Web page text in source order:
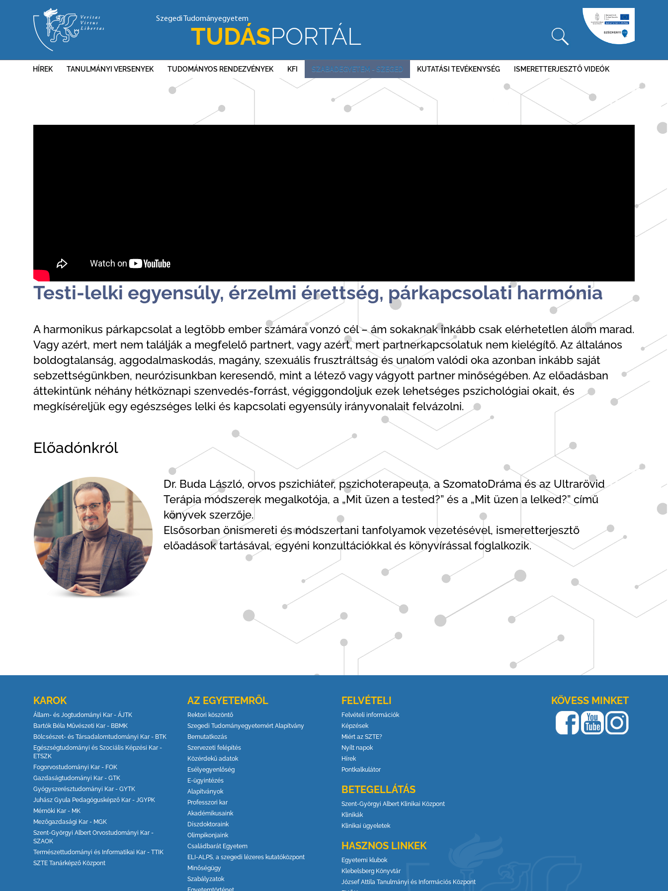
Szegedi Tudományegyetem
TUDÁSPORTÁL
HÍREK TANULMÁNYI VERSENYEK TUDOMÁNYOS RENDEZVÉNYEK KFI SZABADEGYETEM - SZEGED KUTATÁSI TEVÉKENYSÉG ISMERETTERJESZTŐ VIDEÓK
Testi-lelki egyensúly, érzelmi érettség, párkapcsolati harmónia
A harmonikus párkapcsolat a legtöbb ember számára vonzó cél – ám sokaknak inkább csak elérhetetlen álom marad.
Vagy azért, mert nem találják a megfelelő partnert, vagy azért, mert partnerkapcsolatuk nem kielégítő. Az általános
boldogtalanság, aggodalmaskodás, magány, szexuális frusztráltság és unalom valódi oka azonban inkább saját
sebzettségünkben, neurózisunkban keresendő, mint a létező vagy vágyott partner minőségében. Az előadásban
áttekintünk néhány hétköznapi szenvedés-forrást, végiggondoljuk ezek lehetséges pszichológiai okait, és
megkíséreljük egy egészséges lelki és kapcsolati egyensúly irányvonalait felvázolni.
Előadónkról
Dr. Buda László, orvos pszichiáter, pszichoterapeuta, a SzomatoDráma és az Ultrarövid
Terápia módszerek megalkotója, a „Mit üzen a tested?” és a „Mit üzen a lelked?” című
könyvek szerzője.
Elsősorban önismereti és módszertani tanfolyamok vezetésével, ismeretterjesztő
előadások tartásával, egyéni konzultációkkal és könyvírással foglalkozik.
KAROK
Állam- és Jogtudományi Kar - ÁJTK
Bartók Béla Művészeti Kar - BBMK
Bölcsészet- és Társadalomtudományi Kar - BTK
Egészségtudományi és Szociális Képzési Kar -
ETSZK
Fogorvostudományi Kar - FOK
Gazdaságtudományi Kar - GTK
Gyógyszerésztudományi Kar - GYTK
Juhász Gyula Pedagógusképző Kar - JGYPK
Mérnöki Kar - MK
Mezőgazdasági Kar - MGK
Szent-Györgyi Albert Orvostudományi Kar -
SZAOK
Természettudományi és Informatikai Kar - TTIK
SZTE Tanárképző Központ
AZ EGYETEMRŐL
Rektori köszöntő
Szegedi Tudományegyetemért Alapítvány
Bemutatkozás
Szervezeti felépítés
Közérdekű adatok
Esélyegyenlőség
E-ügyintézés
Alapítványok
Professzori kar
Akadémikusaink
Díszdoktoraink
Olimpikonjaink
Családbarát Egyetem
ELI-ALPS, a szegedi lézeres kutatóközpont
Minőségügy
Szabályzatok
FELVÉTELI
Felvételi információk
Képzések
Miért az SZTE?
Nyílt napok
Hírek
Pontkalkulátor
BETEGELLÁTÁS
Szent-Györgyi Albert Klinikai Központ
Klinikák
Klinikai ügyeletek
HASZNOS LINKEK
Egyetemi klubok
Klebelsberg Könyvtár
József Attila Tanulmányi és Információs Központ
KÖVESS MINKET